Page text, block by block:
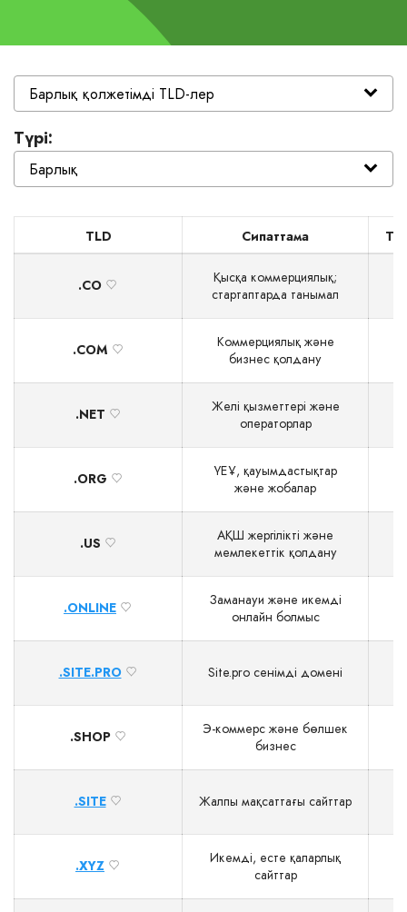
Түрі:
TLD Сипаттама
.CO
Қысқа коммерциялық;
стартаптарда танымал
.COM
Коммерциялық және
бизнес қолдану
.NET
Желі қызметтері және
операторлар
.ORG
ҮЕҰ, қауымдастықтар
және жобалар
.US
АҚШ жергілікті және
мемлекеттік қолдану
.ONLINE
Заманауи және икемді
онлайн болмыс
.SITE.PRO Site.pro сенімді домені
.SHOP
Э‑коммерс және бөлшек
бизнес
.SITE Жалпы мақсаттағы сайттар
.XYZ
Икемді, есте қаларлық
сайттар